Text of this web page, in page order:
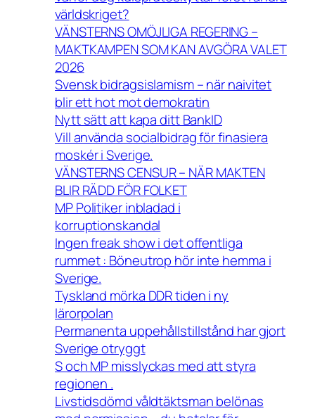
världskriget?
VÄNSTERNS OMÖJLIGA REGERING –
MAKTKAMPEN SOM KAN AVGÖRA VALET
2026
Svensk bidragsislamism – när naivitet
blir ett hot mot demokratin
Nytt sätt att kapa ditt BankID
Vill använda socialbidrag för finasiera
moskér i Sverige.
VÄNSTERNS CENSUR – NÄR MAKTEN
BLIR RÄDD FÖR FOLKET
MP Politiker inbladad i
korruptionskandal
Ingen freak show i det offentliga
rummet : Böneutrop hör inte hemma i
Sverige.
Tyskland mörka DDR tiden i ny
lärorpolan
Permanenta uppehållstillstånd har gjort
Sverige otryggt
S och MP misslyckas med att styra
regionen .
Livstidsdömd våldtäktsman belönas